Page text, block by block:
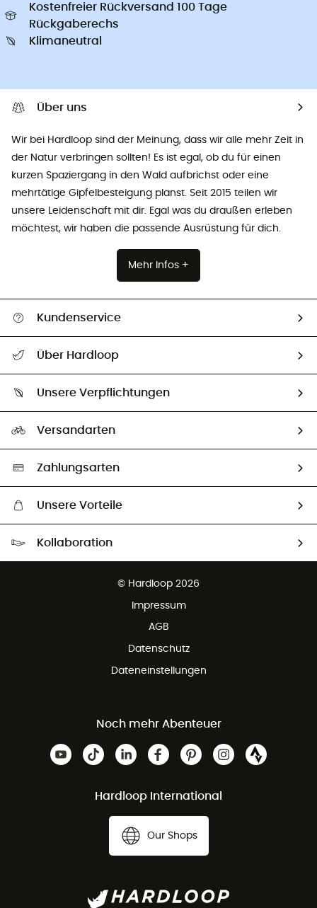
Kostenfreier Rückversand 100 Tage
Rückgaberechs
Klimaneutral
Über uns
Wir bei Hardloop sind der Meinung, dass wir alle mehr Zeit in
der Natur verbringen sollten! Es ist egal, ob du für einen
kurzen Spaziergang in den Wald aufbrichst oder eine
mehrtätige Gipfelbesteigung planst. Seit 2015 teilen wir
unsere Leidenschaft mit dir. Egal was du draußen erleben
möchtest, wir haben die passende Ausrüstung für dich.
Mehr Infos +
Kundenservice
Größentabelle
Vertrag widerrufen
Über Hardloop
Unsere Botschafter
Unsere Verpflichtungen
Auswahl an nachhaltigen Produkten
Versandarten
Zahlungsarten
Unsere Vorteile
Kollaboration
© Hardloop 2026
Impressum
AGB
Datenschutz
Dateneinstellungen
Noch mehr Abenteuer
Hardloop International
Our Shops